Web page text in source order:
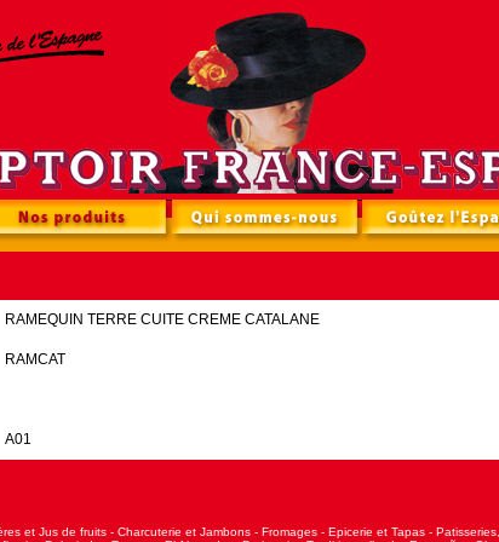
RAMEQUIN TERRE CUITE CREME CATALANE
RAMCAT
A01
et Jus de fruits - Charcuterie et Jambons - Fromages - Epicerie et Tapas -